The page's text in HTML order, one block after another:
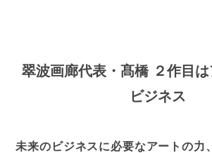
翠波画廊代表・髙橋 ２作目
ビジネス
未来のビジネスに必要なアートの力